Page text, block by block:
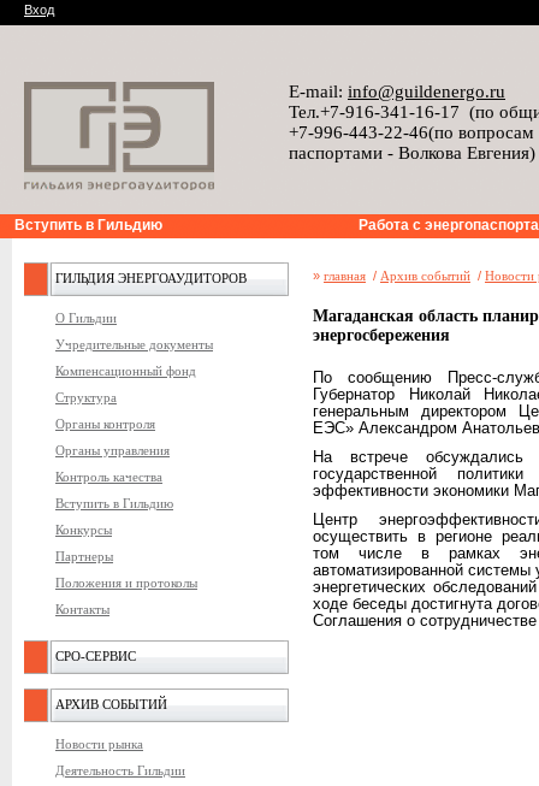
Вход
E-mail: info@guildenergo.ru
Тел.+7-916-341-16-17 (по
+7-996-443-22-46(по
паспортами - Волкова Евгения)
Вступить в Гильдию Работа с
ГИЛЬДИЯ ЭНЕРГОАУДИТОРОВ
О Гильдии
Учредительные документы
Компенсационный фонд
Структура
Органы контроля
Органы управления
Контроль качества
Вступить в Гильдию
Конкурсы
Партнеры
Положения и протоколы
Контакты
СРО-СЕРВИС
АРХИВ СОБЫТИЙ
Новости рынка
Деятельность Гильдии
» главная / Архив событий / Новости
Магаданская область
энергосбережения
По сообщению Пресс-
Губернатор Николай
генеральным директором
ЕЭС» Александром
На встрече обсуждались
государственной
эффективности экономики
Центр
осуществить в регионе
том числе в рамках
автоматизированной
энергетических
ходе беседы достигнута
Соглашения о